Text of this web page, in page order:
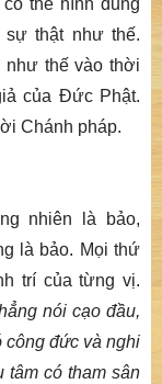
thể hình dung
thật như thế.
như thế vào thời
của Đức Phật.
Chánh pháp.
nhiên là bảo,
là bảo. Mọi thứ
trí của từng vị.
nói cạo đầu,
công đức và nghi
tâm có tham sân